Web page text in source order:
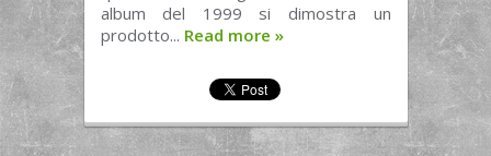
album del 1999 si dimostra un
prodotto... Read more »